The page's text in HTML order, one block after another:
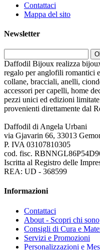
Contattaci
Mappa del sito
Newsletter
Daffodil Bijoux realizza
regalo per anglofili romantici
collane, bracciali, anelli,
accessori per capelli, home
pezzi unici ed edizioni
provenienti direttamente dal
Daffodil di Angela Urbani
via Gjavarin 66, 33013
P. IVA 03107810305
cod. fisc.
Iscritta al Registro delle
REA: UD - 368599
Informazioni
Contattaci
About - Scopri chi sono
Consigli di Cura e
Servizi e Promozioni
Personalizzazioni e